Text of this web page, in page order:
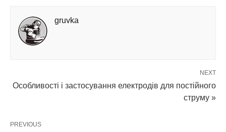
gruvka
NEXT
Особливості і застосування електродів для постійного
струму »
PREVIOUS